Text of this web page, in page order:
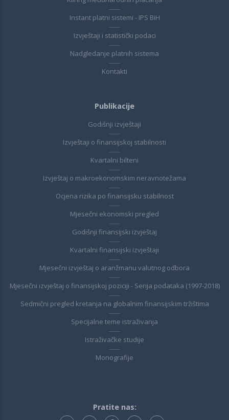
Instant platni sistemi - IPS BiH
Izvještaji i statistički podaci
Nadgledanje platnih sistema
Kontakti
Publikacije
Godišnji izvještaji
Izvještaji o finansijskoj stabilnosti
Kvartalni bilteni
Izvještaj o makroekonomskim neravnotežama
Ocjena rizika po finansijsku stabilnost
Mjesečni ekonomski pregled
Godišnji finansijski izvještaj
Kvartalni finansijski izvještaji
Mjesečni izvještaj o aranžmanu valutnog odbora
Mjesečni izvještaj o finansijskoj poziciji - Serija podataka (1997-2018)
Sedmični pregled kretanja na globalnim finansijskim tržištima
Specijalne teme istraživanja
Istraživačke studije
Monografije
Pratite nas: